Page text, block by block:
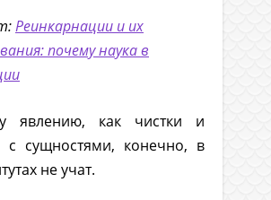
Реинкарнации и их
почему наука в
явлению, как чистки и
с сущностями, конечно, в
не учат.